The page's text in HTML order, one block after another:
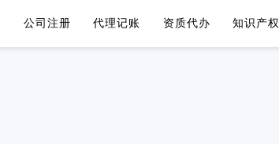
公司注册 代理记账 资质代办 知识产权